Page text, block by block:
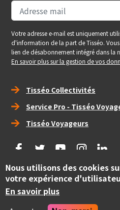
Votre adresse e-mail est uniquement
d'information de la part de Tisséo.
lien de désabonnement intégré dans la
En savoir plus sur la gestion de vos
Right_footer
Tisséo Collectivités
Service Pro - Tisséo
Tisséo Voyageurs
social
Copyright
© Tisséo Collectivités 2020 -
mobilités de la grande
Nous utilisons des cookies
votre expérience
En savoir plus